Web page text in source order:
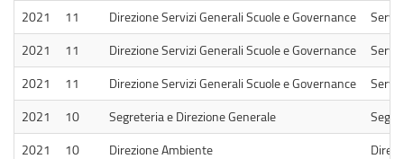
2021
11 Direzione Servizi Generali Scuole e Governance
2021
11 Direzione Servizi Generali Scuole e Governance
2021
11 Direzione Servizi Generali Scuole e Governance
2021
10 Segreteria e Direzione Generale
2021
10 Direzione Ambiente